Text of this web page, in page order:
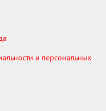
и персональных